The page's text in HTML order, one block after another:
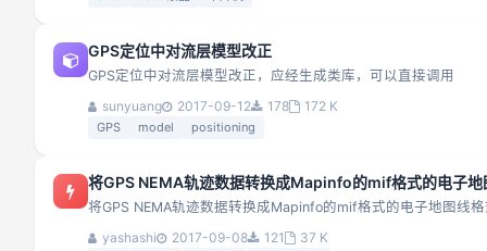
GPS定位中对流层模型改正
GPS定位中对流层模型改正，应经生成类库，可以直接调用
sunyuang
2017-09-12 178 172 K
GPS model positioning
将GPS NEMA轨迹数据转换成Mapinfo的mif格式的电子地
将GPS NEMA轨迹数据转换成Mapinfo的mif格式的电子地图线
yashashi
2017-09-08 121 37 K